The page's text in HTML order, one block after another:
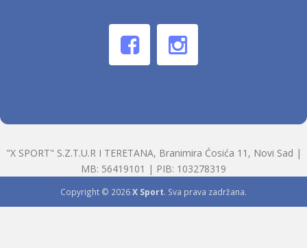
"X SPORT" S.Z.T.U.R I TERETANA, Branimira Ćosića 11, Novi Sad |
MB: 56419101 | PIB: 103278319
Copyright © 2026X Sport. Sva prava zadržana.